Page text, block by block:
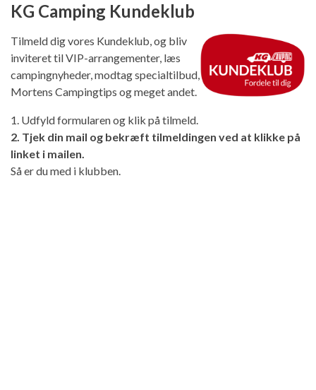
KG Camping Kundeklub
Tilmeld dig vores Kundeklub, og bliv
inviteret til VIP-arrangementer, læs
campingnyheder, modtag specialtilbud,
Mortens Campingtips og meget andet.
1. Udfyld formularen og klik på tilmeld.
2. Tjek din mail og bekræft tilmeldingen ved at klikke på
linket i mailen.
Så er du med i klubben.